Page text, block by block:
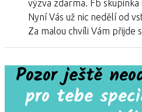
výzva zdarma. Fb
Nyní Vás už nic nedělí od
Za malou chvíli Vám přijde
Pozor ještě
pro tebe